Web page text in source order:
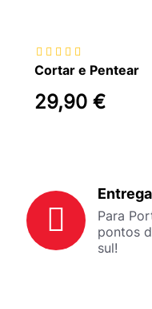
Cortar e Pentear
29,90 €
Para
pontos
sul!